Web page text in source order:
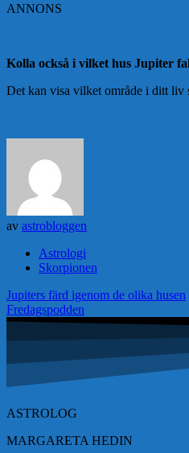
ANNONS
Kolla också i vilket hus Jupiter
Det kan visa vilket område i ditt liv
av astrobloggen
Astrologi
Skorpionen
Inläggsnavigering
Jupiters färd igenom de olika husen
Fredagspodden
ASTROLOG
MARGARETA HEDIN